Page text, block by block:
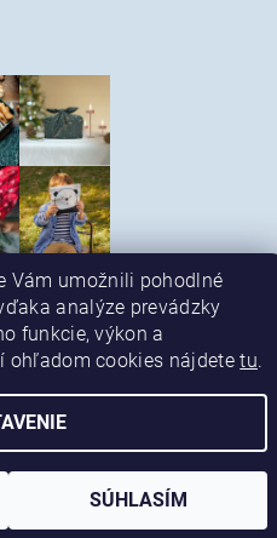
Reklamačný poriadok |
riešenie sporov
osobných údajov
Upraviť nastavenie cookies
Shoptet
Vám umožnili pohodlné
analýze prevádzky
funkcie, výkon a
ohľadom cookies nájdetetu.
SÚHLASÍM